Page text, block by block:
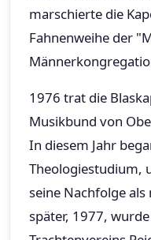
marschierte die
Fahnenweihe der
1976 trat die
Musikbund von
In diesem Jahr
Theologiestudium,
seine Nachfolge als
später, 1977,